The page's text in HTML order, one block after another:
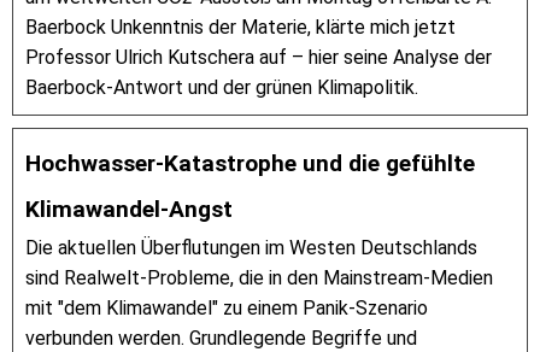
Baerbock Unkenntnis der Materie, klärte mich jetzt
Professor Ulrich Kutschera auf – hier seine Analyse der
Baerbock-Antwort und der grünen Klimapolitik.
Hochwasser-Katastrophe und die gefühlte
Klimawandel-Angst
Die aktuellen Überflutungen im Westen Deutschlands
sind Realwelt-Probleme, die in den Mainstream-Medien
mit "dem Klimawandel" zu einem Panik-Szenario
verbunden werden. Grundlegende Begriffe und